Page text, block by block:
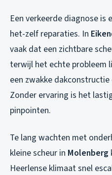
Een verkeerde diagnose is
het-zelf reparaties. In
vaak dat een zichtbare
terwijl het echte probleem
een zwakke
Zonder ervaring is het
pinpointen.
Te lang wachten met
kleine scheur in Molenberg
Heerlense klimaat snel